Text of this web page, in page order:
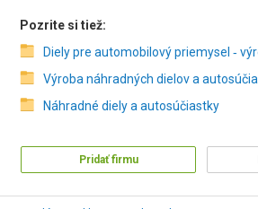
Pozrite si tiež:
Diely pre automobilový priemysel ‑
Výroba náhradných dielov a
Náhradné diely a autosúčiastky
Pridať firmu